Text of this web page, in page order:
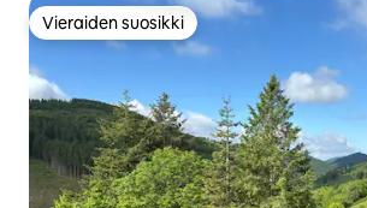
Vieraiden suosikki
Vieraiden suosikki